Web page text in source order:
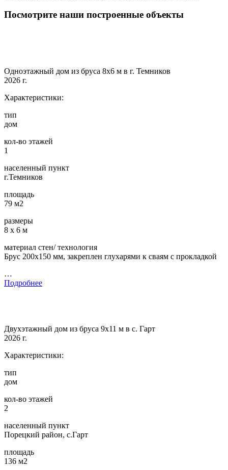
Посмотрите наши построенные объекты
Одноэтажный дом из бруса 8х6 м в г. Темников
2026 г.
Характеристики:
тип
дом
кол-во этажей
1
населенный пункт
г.Темников
площадь
79 м2
размеры
8 х 6 м
материал стен/ технология
Брус 200х150 мм, закреплен глухарями к сваям с прокладкой
…
Подробнее
Двухэтажный дом из бруса 9х11 м в с. Гарт
2026 г.
Характеристики:
тип
дом
кол-во этажей
2
населенный пункт
Порецкий район, с.Гарт
площадь
136 м2